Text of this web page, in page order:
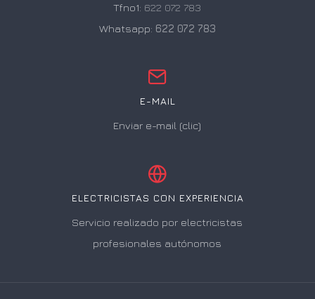
Tfno1: 622 072 783
Whatsapp: 622 072 783
E-MAIL
Enviar e-mail (clic)
ELECTRICISTAS CON EXPERIENCIA
Servicio realizado por electricistas
profesionales autónomos